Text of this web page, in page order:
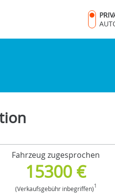
Fahrzeug zugesprochen
15300 €
(Verkaufsgebühr inbegriffen)1